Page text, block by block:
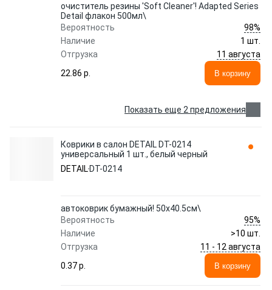
очиститель резины 'Soft Cleaner'! Adapted Series
Detail флакон 500мл\
Вероятность
98%
Наличие
1 шт.
Отгрузка
11 августа
22.86 p.
В корзину
Показать еще 2 предложения
Коврики в салон DETAIL DT-0214
универсальный 1 шт., белый черный
DETAIL DT-0214
автоковрик бумажный! 50x40.5см\
Вероятность
95%
Наличие
>10 шт.
Отгрузка
11 - 12 августа
0.37 p.
В корзину